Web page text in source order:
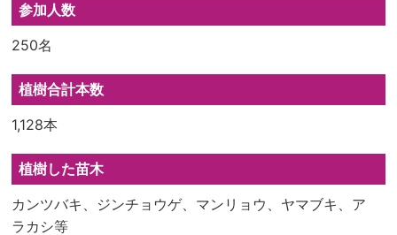
参加人数
250名
植樹合計本数
1,128本
植樹した苗木
カンツバキ、ジンチョウゲ、マンリョウ、ヤマブキ、ア
ラカシ等